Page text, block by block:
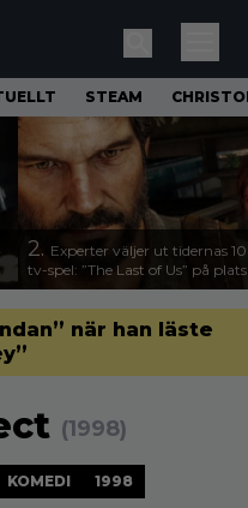
STEAM
2. Experter väljer ut tidernas
tv-spel: ”The Last of Us” på
när han läste
(1998)
KOMEDI 1998